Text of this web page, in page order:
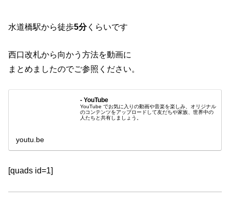
水道橋駅から徒歩5分くらいです
西口改札から向かう方法を動画に
まとめましたのでご参照ください。
- YouTube
YouTube でお気に入りの動画や音楽を楽しみ、オリジナル
のコンテンツをアップロードして友だちや家族、世界中の
人たちと共有しましょう。
youtu.be
[quads id=1]